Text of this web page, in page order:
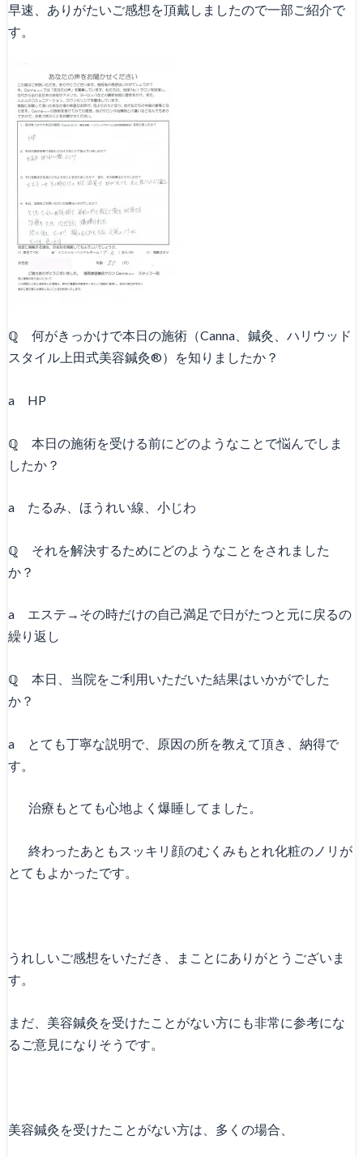
早速、ありがたいご感想を頂戴しましたので一部ご紹介で
す。
ℚ 何がきっかけで本日の施術（Canna、鍼灸、ハリウッド
スタイル上田式美容鍼灸®）を知りましたか？
a HP
ℚ 本日の施術を受ける前にどのようなことで悩んでしま
したか？
a たるみ、ほうれい線、小じわ
ℚ それを解決するためにどのようなことをされました
か？
a エステ→その時だけの自己満足で日がたつと元に戻るの
繰り返し
ℚ 本日、当院をご利用いただいた結果はいかがでした
か？
a とても丁寧な説明で、原因の所を教えて頂き、納得で
す。
治療もとても心地よく爆睡してました。
終わったあともスッキリ顔のむくみもとれ化粧のノリが
とてもよかったです。
うれしいご感想をいただき、まことにありがとうございま
す。
まだ、美容鍼灸を受けたことがない方にも非常に参考にな
るご意見になりそうです。
美容鍼灸を受けたことがない方は、多くの場合、